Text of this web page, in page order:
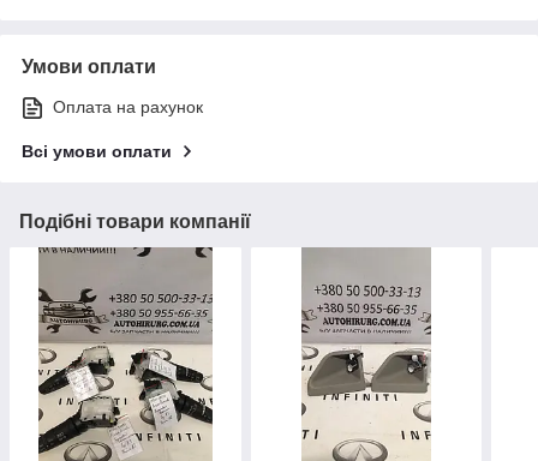
Умови оплати
Оплата на рахунок
Всі умови оплати
Подібні товари компанії